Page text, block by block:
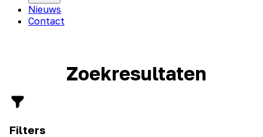
Nieuws
Contact
Zoekresultaten
Filters